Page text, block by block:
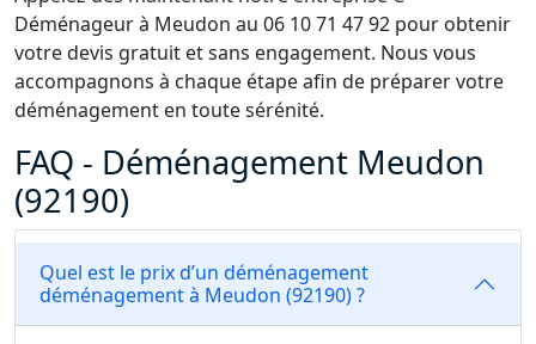
Déménageur à Meudon au 06 10 71 47 92 pour obtenir
votre devis gratuit et sans engagement. Nous vous
accompagnons à chaque étape afin de préparer votre
déménagement en toute sérénité.
FAQ - Déménagement Meudon
(92190)
Quel est le prix d’un déménagement
déménagement à Meudon (92190) ?